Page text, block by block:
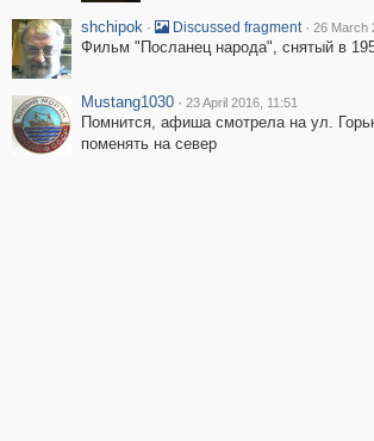
shchipok · Discussed fragment · 26 March
Фильм "Посланец народа", снятый в
Mustang1030 · 23 April 2016, 11:51
Помнится, афиша смотрела на ул.
поменять на север